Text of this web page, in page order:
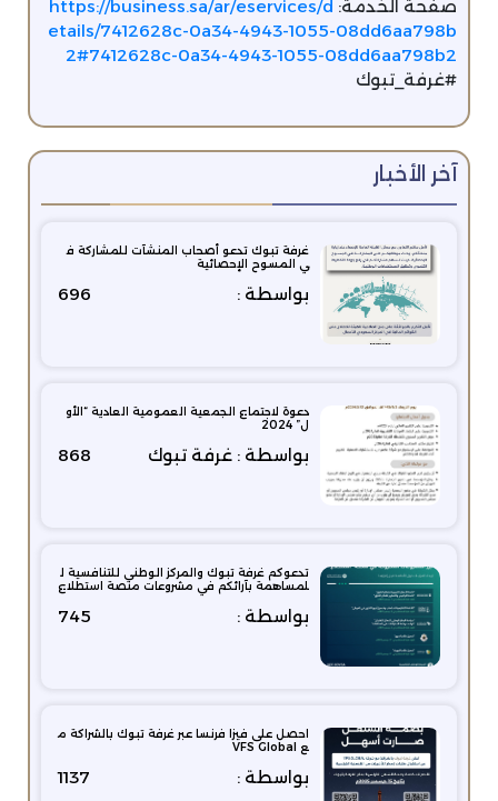
صفحة الخدمة: https://business.sa/ar/eservices/d
etails/7412628c-0a34-4943-1055-08dd6aa798b
2#7412628c-0a34-4943-1055-08dd6aa798b2
#غرفة_تبوك
آخر الأخبار
غرفة تبوك تدعو أصحاب المنشآت للمشاركة ف
ي المسوح الإحصائية
بواسطة : 696
دعوة لاجتماع الجمعية العمومية العادية “الأو
ل” 2024
بواسطة : غرفة تبوك 868
تدعوكم غرفة تبوك والمركز الوطني للتنافسية ل
لمساهمة بآرائكم في مشروعات منصة استطلاع
بواسطة : 745
احصل على فيزا فرنسا عبر غرفة تبوك بالشراكة م
ع VFS Global
بواسطة : 1137